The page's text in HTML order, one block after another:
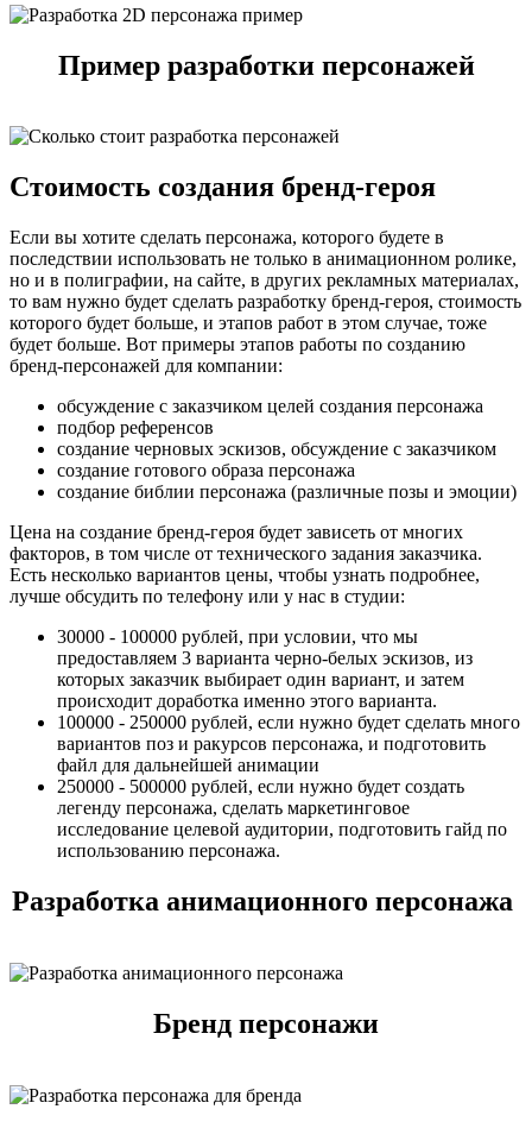
Пример разработки персонажей
Стоимость создания бренд-героя
Если вы хотите сделать персонажа, которого будете в
последствии использовать не только в анимационном ролике,
но и в полиграфии, на сайте, в других рекламных материалах,
то вам нужно будет сделать разработку бренд-героя, стоимость
которого будет больше, и этапов работ в этом случае, тоже
будет больше. Вот примеры этапов работы по созданию
бренд-персонажей для компании:
обсуждение с заказчиком целей создания персонажа
подбор референсов
создание черновых эскизов, обсуждение с заказчиком
создание готового образа персонажа
создание библии персонажа (различные позы и эмоции)
Цена на создание бренд-героя будет зависеть от многих
факторов, в том числе от технического задания заказчика.
Есть несколько вариантов цены, чтобы узнать подробнее,
лучше обсудить по телефону или у нас в студии:
30000 - 100000 рублей, при условии, что мы
предоставляем 3 варианта черно-белых эскизов, из
которых заказчик выбирает один вариант, и затем
происходит доработка именно этого варианта.
100000 - 250000 рублей, если нужно будет сделать много
вариантов поз и ракурсов персонажа, и подготовить
файл для дальнейшей анимации
250000 - 500000 рублей, если нужно будет создать
легенду персонажа, сделать маркетинговое
исследование целевой аудитории, подготовить гайд по
использованию персонажа.
Разработка анимационного персонажа
Бренд персонажи